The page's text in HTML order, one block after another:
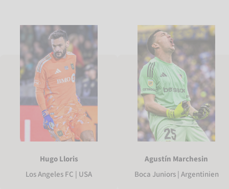
Hugo Lloris
Los Angeles FC | USA
Agustín Marchesin
Boca Juniors | Argentinien